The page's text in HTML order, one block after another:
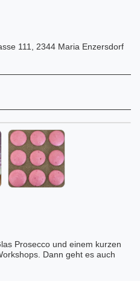
111, 2344 Maria Enzersdorf
Prosecco und einem kurzen
Dann geht es auch